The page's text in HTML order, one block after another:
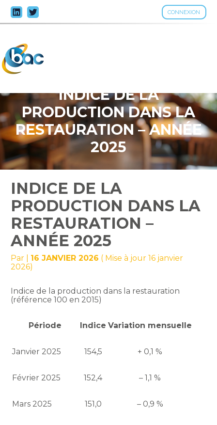
CONNEXION
Aller
au
INDICE DE LA
PRODUCTION DANS LA
RESTAURATION – ANNÉE
2025
INDICE DE LA
PRODUCTION DANS LA
RESTAURATION –
ANNÉE 2025
Par 16 JANVIER 2026 ( Mise à jour 16 janvier
2026)
Indice de la production dans la restauration
(référence 100 en 2015)
Période Indice Variation mensuelle
Janvier 2025 154,5 + 0,1 %
Février 2025 152,4 – 1,1 %
Mars 2025 151,0 – 0,9 %